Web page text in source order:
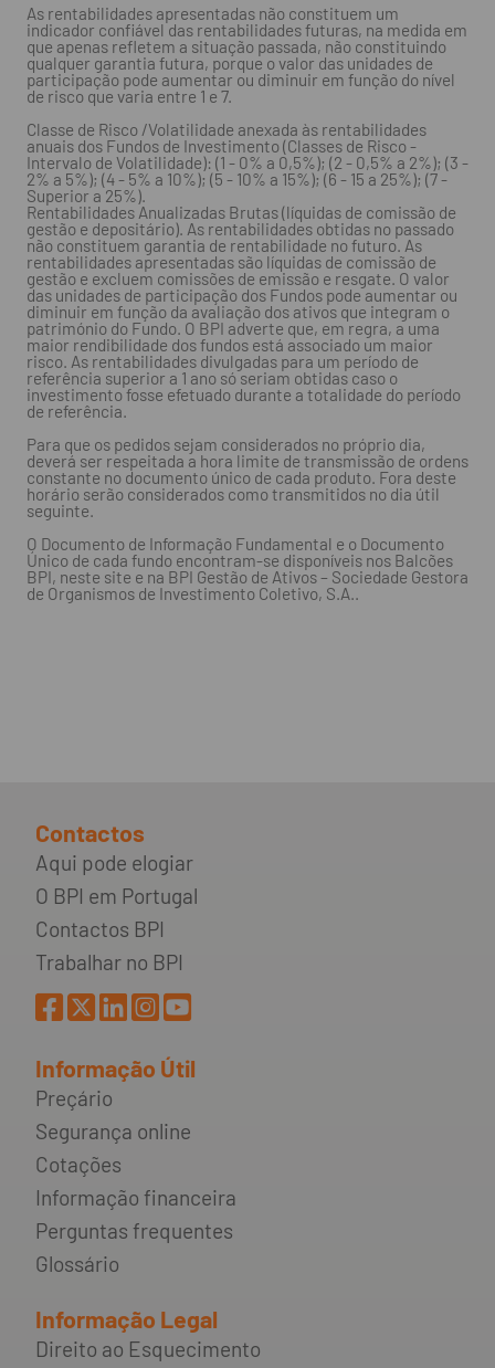
As rentabilidades apresentadas não constituem um
indicador confiável das rentabilidades futuras, na medida em
que apenas refletem a situação passada, não constituindo
qualquer garantia futura, porque o valor das unidades de
participação pode aumentar ou diminuir em função do nível
de risco que varia entre 1 e 7.
Classe de Risco /Volatilidade anexada às rentabilidades
anuais dos Fundos de Investimento (Classes de Risco -
Intervalo de Volatilidade): (1 - 0% a 0,5%); (2 - 0,5% a 2%); (3 -
2% a 5%); (4 - 5% a 10%); (5 - 10% a 15%); (6 - 15 a 25%); (7 -
Superior a 25%).
Rentabilidades Anualizadas Brutas (líquidas de comissão de
gestão e depositário). As rentabilidades obtidas no passado
não constituem garantia de rentabilidade no futuro. As
rentabilidades apresentadas são líquidas de comissão de
gestão e excluem comissões de emissão e resgate. O valor
das unidades de participação dos Fundos pode aumentar ou
diminuir em função da avaliação dos ativos que integram o
património do Fundo. O BPI adverte que, em regra, a uma
maior rendibilidade dos fundos está associado um maior
risco. As rentabilidades divulgadas para um período de
referência superior a 1 ano só seriam obtidas caso o
investimento fosse efetuado durante a totalidade do período
de referência.
Para que os pedidos sejam considerados no próprio dia,
deverá ser respeitada a hora limite de transmissão de ordens
constante no documento único de cada produto. Fora deste
horário serão considerados como transmitidos no dia útil
seguinte.
O Documento de Informação Fundamental e o Documento
Único de cada fundo encontram-se disponíveis nos Balcões
BPI, neste site e na BPI Gestão de Ativos – Sociedade Gestora
de Organismos de Investimento Coletivo, S.A..
Contactos
Aqui pode elogiar
O BPI em Portugal
Contactos BPI
Trabalhar no BPI
Informação Útil
Preçário
Segurança online
Cotações
Informação financeira
Perguntas frequentes
Glossário
Informação Legal
Direito ao Esquecimento